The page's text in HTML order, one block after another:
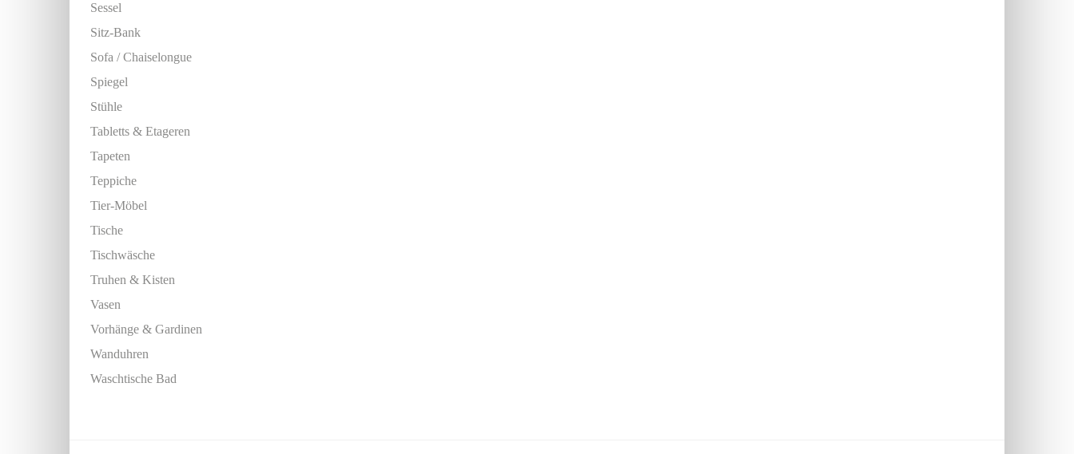
Sessel
Sitz-Bank
Sofa / Chaiselongue
Spiegel
Stühle
Tabletts & Etageren
Tapeten
Teppiche
Tier-Möbel
Tische
Tischwäsche
Truhen & Kisten
Vasen
Vorhänge & Gardinen
Wanduhren
Waschtische Bad